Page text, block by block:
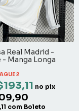
Real Madrid -
- Manga Longa
2
no pix
com Boleto